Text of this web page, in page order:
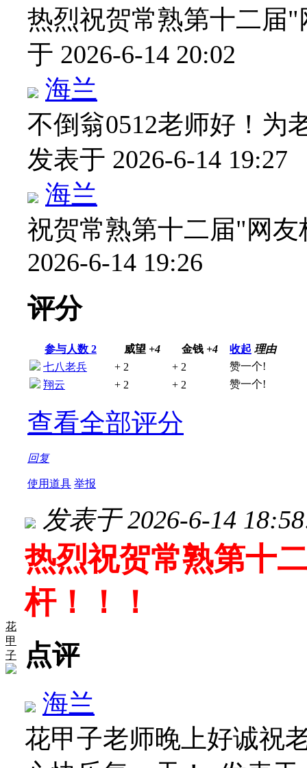
热烈祝贺常熟第十二
于 2026-6-14 20:02
海兰
不倒翁0512老师好！为
发表于 2026-6-14 19:27
海兰
祝贺常熟第十二届"网
2026-6-14 19:26
评分
参与人数 2 威望 +4 金钱 +4 收起 理由
七八老兵
+ 2 + 2
赞一个!
翔云
+ 2 + 2 赞一个!
查看全部评分
回复
使用道具 举报
花
甲
子
发表于 2026-6-14
热烈祝贺常熟第十
杆！！！
点评
海兰
花甲子老师晚上好诚祝